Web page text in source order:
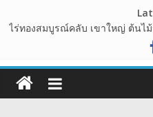
toไร่ทองสมบูรณ์คลับ เขาใหญ่ ต้นไ
อุทยานหินเขางู อ.เมืองราชบุรี แ
มาเช็คอิน
เขาพระยาเดินธง จุดชมวิวพระอ
108guide
เว็บ